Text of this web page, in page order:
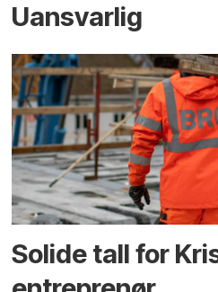
Uansvarlig
Solide tall for